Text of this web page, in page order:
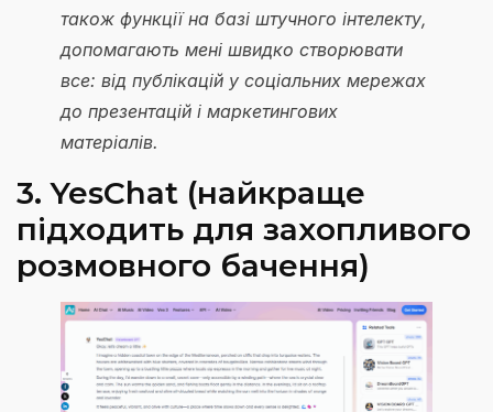
також функції на базі штучного інтелекту,
допомагають мені швидко створювати
все: від публікацій у соціальних мережах
до презентацій і маркетингових
матеріалів.
3. YesChat (найкраще
підходить для захопливого
розмовного бачення)